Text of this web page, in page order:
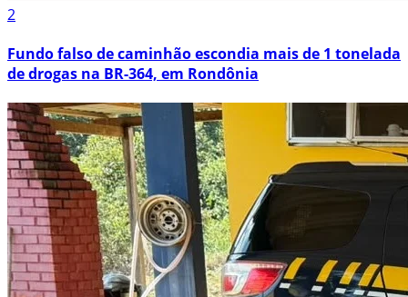
2
Fundo falso de caminhão escondia mais de 1 tonelada
de drogas na BR-364, em Rondônia